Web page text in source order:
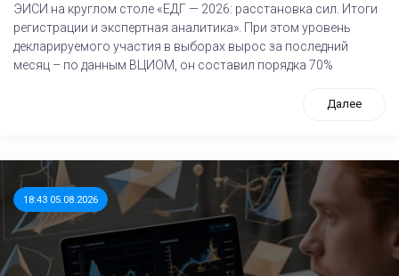
ЭИСИ на круглом столе «ЕДГ — 2026: расстановка сил. Итоги
регистрации и экспертная аналитика». При этом уровень
декларируемого участия в выборах вырос за последний
месяц – по данным ВЦИОМ, он составил порядка 70%
Далее
18:43 05.08.2026